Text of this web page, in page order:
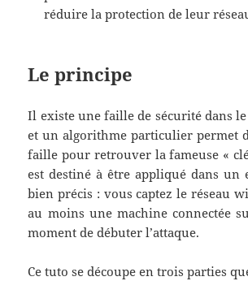
réduire la protection de leur
Le principe
Il existe une faille de sécurité dans
et un algorithme particulier permet
faille pour retrouver la fameuse «
est destiné à être appliqué dans un
bien précis : vous captez le réseau
au moins une machine connectée
moment de débuter l’attaque.
Ce tuto se découpe en trois parties